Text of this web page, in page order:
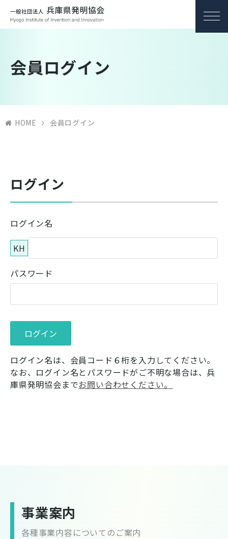
会員ログイン
HOME 会員ログイン
ログイン
ログイン名
KH
パスワード
ログイン名は、会員コード６桁を入力してください。
なお、ログイン名とパスワードがご不明な場合は、兵
庫県発明協会までお問い合わせください。
事業案内
各種事業内容についてのご案内